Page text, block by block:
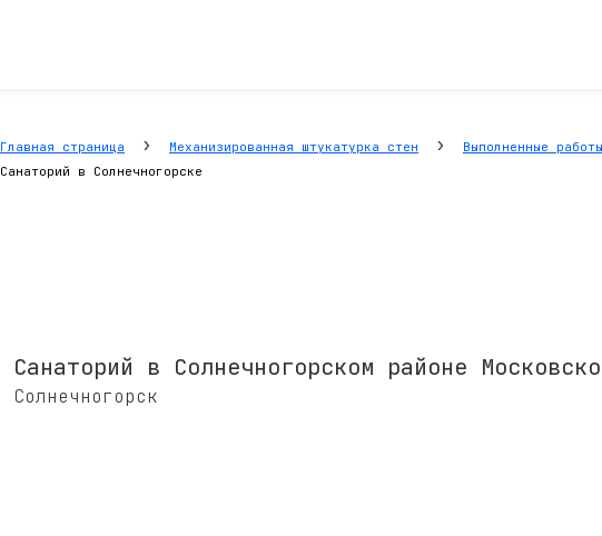
Главная страница › Механизированная штукатурка стен › Выполненные
Санаторий в Солнечногорске
Санаторий в Солнечногорском районе
Солнечногорск